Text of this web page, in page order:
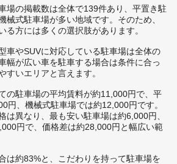
場の掲載数は全体で139件あり、平置き駐
械式駐車場が多い地域です。そのため、
る方には多くの選択肢があります。
車やSUVに対応している駐車場は全体の
幅が広い車を駐車する場合は条件に合っ
すいエリアと言えます。
の駐車場の平均賃料が約11,000円で、平
円、機械式駐車場では約12,000円です。
は異なり、最も安い駐車場は約6,000円、
円で、価格差は約28,000円と幅広い範
は約83%と、こだわりを持って駐車場を